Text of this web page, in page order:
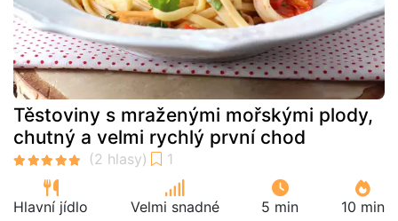
Těstoviny s mraženými mořskými plody,
chutný a velmi rychlý první chod
Hlavní jídlo Velmi snadné 5 min 10 min